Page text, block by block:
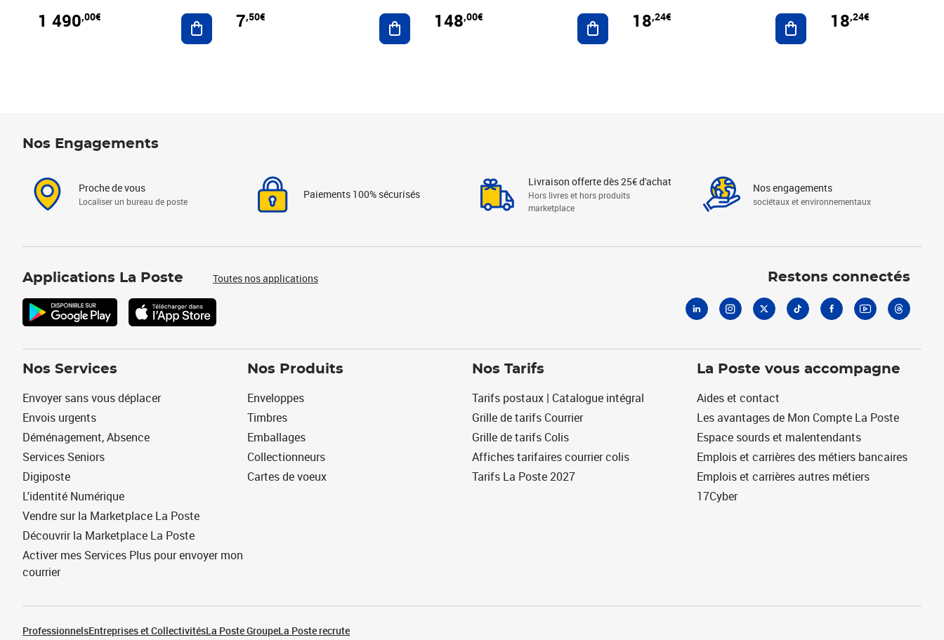
1 490,00€ Ajouter au panier
7,50€ Ajouter au panier
148,00€ Ajouter au panier
18,24€ Ajouter au panier
18,24€
Nos Engagements
Proche de vous
Localiser un bureau de poste
Paiements 100% sécurisés
Livraison offerte dès 25€ d'achat
Hors livres et hors produits
marketplace
Nos engagements
sociétaux et environnementaux
Applications La Poste Toutes nos applications Restons connectés
Nos Services
Envoyer sans vous déplacer
Envois urgents
Déménagement, Absence
Services Seniors
Digiposte
L'identité Numérique
Vendre sur la Marketplace La Poste
Découvrir la Marketplace La Poste
Activer mes Services Plus pour envoyer mon
courrier
Nos Produits
Enveloppes
Timbres
Emballages
Collectionneurs
Cartes de voeux
Nos Tarifs
Tarifs postaux | Catalogue intégral
Grille de tarifs Courrier
Grille de tarifs Colis
Affiches tarifaires courrier colis
Tarifs La Poste 2027
La Poste vous accompagne
Aides et contact
Les avantages de Mon Compte La Poste
Espace sourds et malentendants
Emplois et carrières des métiers bancaires
Emplois et carrières autres métiers
17Cyber
ProfessionnelsEntreprises et CollectivitésLa Poste GroupeLa Poste recrute